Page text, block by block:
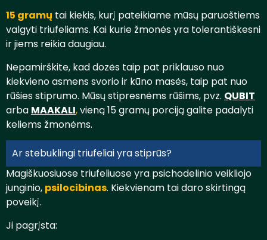
15 gramų tai kiekis, kurį pateikiame mūsų paruoštiems
valgyti triufeliams. Kai kurie žmonės yra tolerantiškesni
ir jiems reikia daugiau.
Nepamirškite, kad dozės taip pat priklauso nuo
kiekvieno asmens svorio ir kūno masės, taip pat nuo
rūšies stiprumo. Mūsų stipresnėms rūšims, pvz. QUBIT
arba MAAKALI,vieną 15 gramų porciją galite padalyti
keliems žmonėms.
Ar stebuklingi triufeliai yra stiprūs?
Magiškuosiuose triufeliuose yra psichodelinio veikliojo
junginio, psilocibinas. Kiekvienam tai daro skirtingą
poveikį.
Ji pagrįsta: